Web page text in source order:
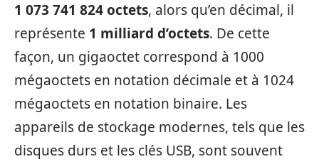
1 073 741 824 octets, alors qu’en décimal, il
représente 1 milliard d’octets. De cette
façon, un gigaoctet correspond à 1000
mégaoctets en notation décimale et à 1024
mégaoctets en notation binaire. Les
appareils de stockage modernes, tels que les
disques durs et les clés USB, sont souvent